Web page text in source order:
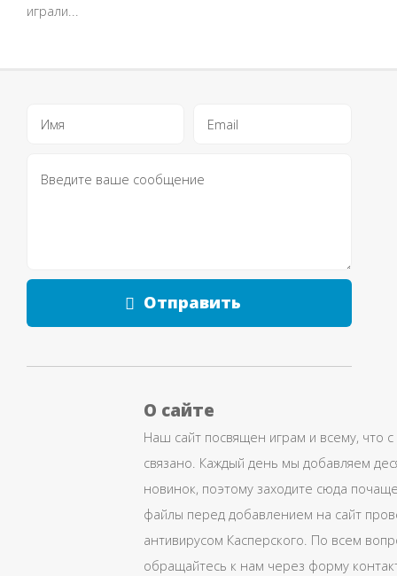
играли...
Отправить
О сайте
Наш сайт посвящен играм и всему, что
связано. Каждый день мы добавляем
новинок, поэтому заходите сюда
файлы перед добавлением на сайт
антивирусом Касперского. По всем
обращайтесь к нам через форму